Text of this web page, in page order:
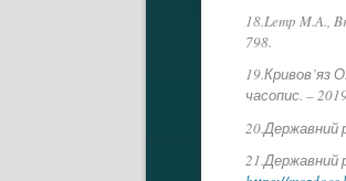
18.Lemp M.A.,
798.
19.Кривов’яз
часопис. –
20.Державний
21.Державний